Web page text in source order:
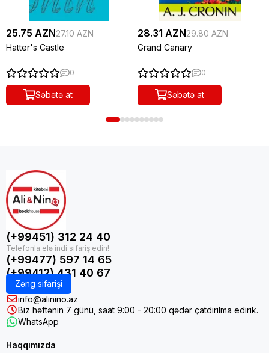
25.75 AZN27.10 AZN
Hatter's Castle
0
Səbətə at
28.31 AZN29.80 AZN
Grand Canary
0
Səbətə at
(+99451) 312 24 40
(+99477) 597 14 65
(+99412) 431 40 67
Zəng sifarişi
info@alinino.az
Biz həftənin 7 günü, saat 9:00 - 20:00 qədər çatdırılma edirik.
WhatsApp
Haqqımızda